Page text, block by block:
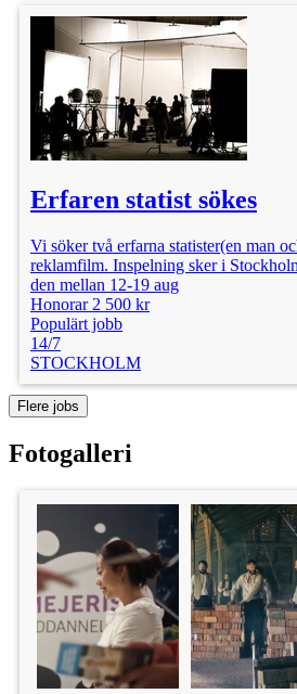
Erfaren statist sökes
Vi söker två erfarna statister(en man
reklamfilm. Inspelning sker i
den mellan 12-19 aug
Honorar 2 500 kr
Populärt jobb
14/7
STOCKHOLM
Flere jobs
Fotogalleri